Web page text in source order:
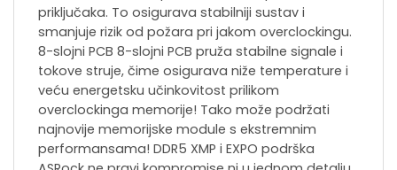
priključaka. To osigurava stabilniji sustav i
smanjuje rizik od požara pri jakom overclockingu.
8-slojni PCB 8-slojni PCB pruža stabilne signale i
tokove struje, čime osigurava niže temperature i
veću energetsku učinkovitost prilikom
overclockinga memorije! Tako može podržati
najnovije memorijske module s ekstremnim
performansama! DDR5 XMP i EXPO podrška